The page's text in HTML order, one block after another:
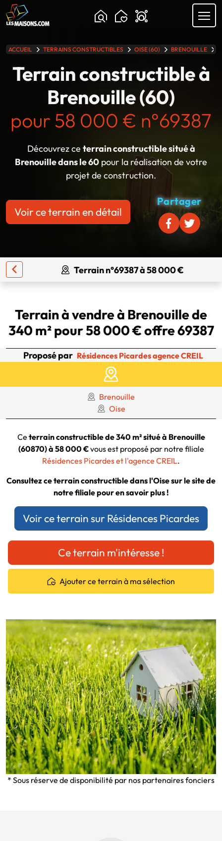
Chargement...
ACCUEIL TERRAINS CONSTRUCTIBLES OISE (60) BRENOUILLE
Terrain constructible à
Brenouille (60)
pour 58 000 € n°69387
Découvrez ce terrain constructible situé à
Brenouille dans le 60 pour la réalisation de votre
projet de construction.
Voir ce terrain en détail
Partager
Terrain n°69387 à 58 000 €
Terrain à vendre à Brenouille de
340 m² pour 58 000 € offre 69387
Proposé par Résidences Picardes agence CREIL
Brenouille
Oise
Ce terrain constructible de 340 m² situé à Brenouille
(60870) à 58 000 €vous est proposé par notre filiale
Résidences Picardes et l'agence CREIL.
Consultez ce terrain constructible dans l'Oise sur le site de
notre filiale pour en savoir plus !
Voir ce terrain sur Résidences Picardes
Ce terrain m'intéresse !
Ajouter ce terrain à ma sélection
* Sous réserve de disponibilité par nos partenaires fonciers